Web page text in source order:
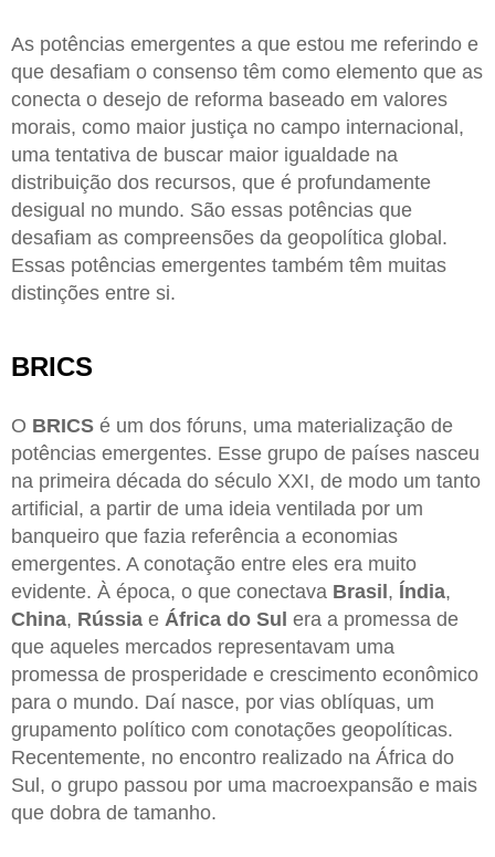
As potências emergentes a que estou me referindo e
que desafiam o consenso têm como elemento que as
conecta o desejo de reforma baseado em valores
morais, como maior justiça no campo internacional,
uma tentativa de buscar maior igualdade na
distribuição dos recursos, que é profundamente
desigual no mundo. São essas potências que
desafiam as compreensões da geopolítica global.
Essas potências emergentes também têm muitas
distinções entre si.
BRICS
O BRICS é um dos fóruns, uma materialização de
potências emergentes. Esse grupo de países nasceu
na primeira década do século XXI, de modo um tanto
artificial, a partir de uma ideia ventilada por um
banqueiro que fazia referência a economias
emergentes. A conotação entre eles era muito
evidente. À época, o que conectava Brasil, Índia,
China, Rússia e África do Sul era a promessa de
que aqueles mercados representavam uma
promessa de prosperidade e crescimento econômico
para o mundo. Daí nasce, por vias oblíquas, um
grupamento político com conotações geopolíticas.
Recentemente, no encontro realizado na África do
Sul, o grupo passou por uma macroexpansão e mais
que dobra de tamanho.